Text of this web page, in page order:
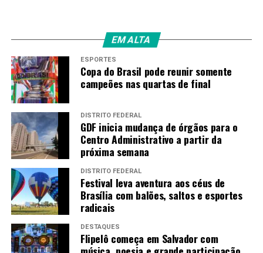
EM ALTA
ESPORTES
Copa do Brasil pode reunir somente
campeões nas quartas de final
DISTRITO FEDERAL
GDF inicia mudança de órgãos para o
Centro Administrativo a partir da
próxima semana
DISTRITO FEDERAL
Festival leva aventura aos céus de
Brasília com balões, saltos e esportes
radicais
DESTAQUES
Flipelô começa em Salvador com